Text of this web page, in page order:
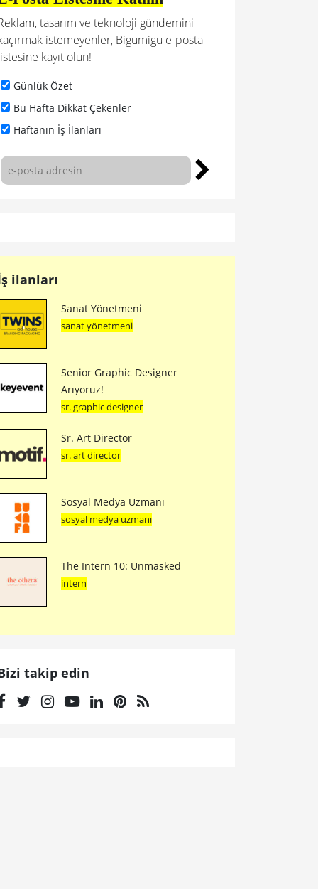
tasarım ve teknoloji gündemini
istemeyenler, Bigumigu e-posta
kayıt olun!
Günlük Özet
Bu Hafta Dikkat Çekenler
Haftanın İş İlanları
ilanları
Sanat Yönetmeni
sanat yönetmeni
Senior Graphic Designer
Arıyoruz!
sr. graphic designer
Sr. Art Director
sr. art director
Sosyal Medya Uzmanı
sosyal medya uzmanı
The Intern 10: Unmasked
intern
takip edin